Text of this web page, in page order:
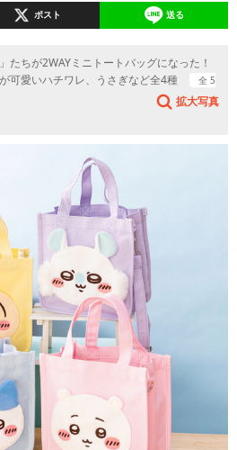
ポスト 送る
たちが2WAYミニトートバッグになった！
可愛いハチワレ、うさぎなど全4種
全 5
拡大写真